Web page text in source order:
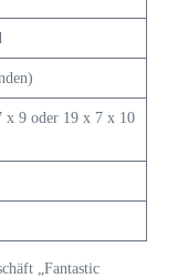
x 9 oder 19 x 7 x 10
„Fantastic